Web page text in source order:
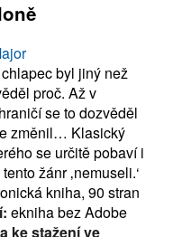
byl jiný než
proč. Až v
se to dozvěděl
změnil… Klasický
se určitě pobaví i
žánr ‚nemuseli.‘
kniha, 90 stran
ekniha bez Adobe
ke stažení ve